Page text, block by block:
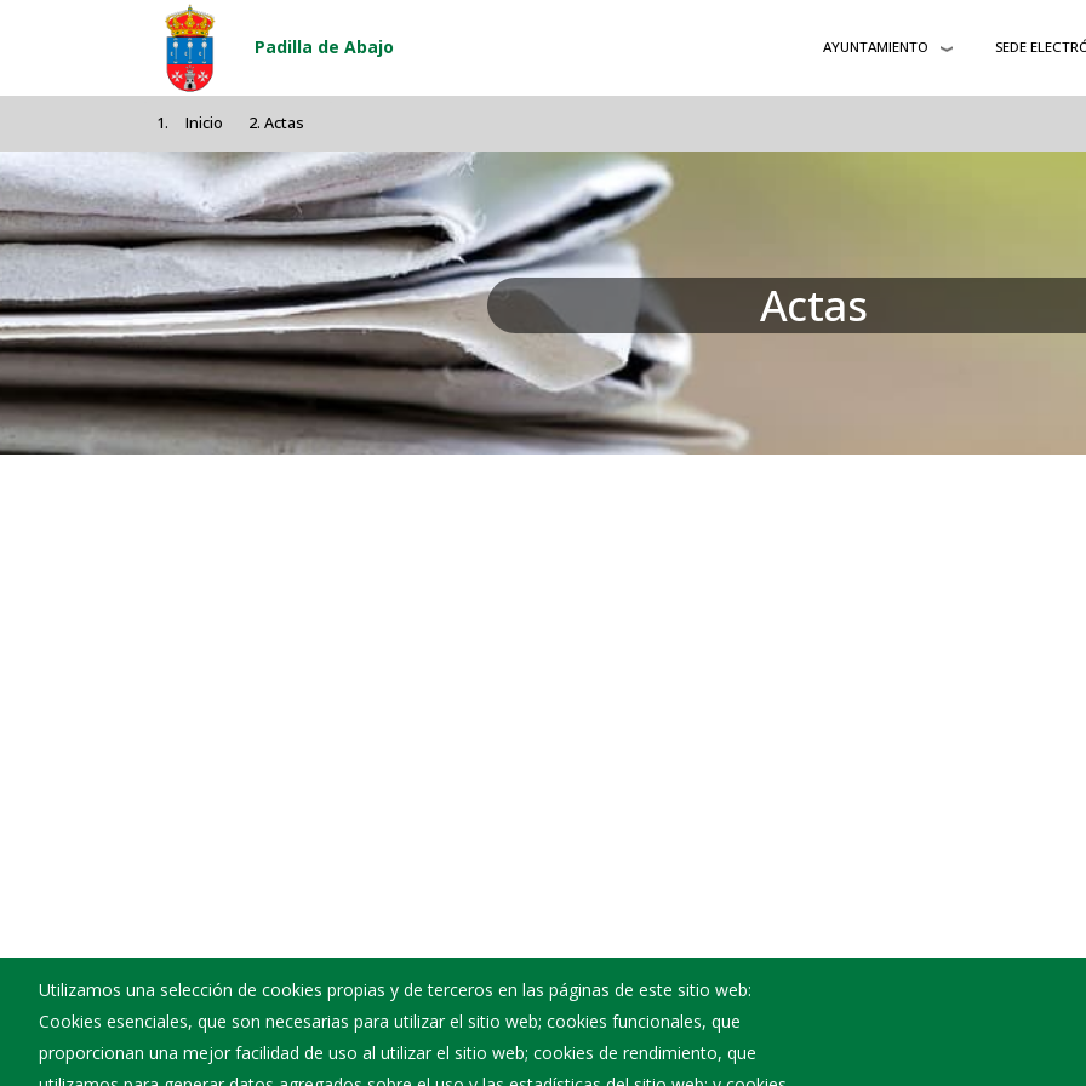
Pasar al contenido principal
Padilla de Abajo AYUNTAMIENTO SEDE
Inicio Actas
Actas
Utilizamos una selección de cookies propias y de terceros en las páginas de este sitio web:
Cookies esenciales, que son necesarias para utilizar el sitio web; cookies funcionales, que
proporcionan una mejor facilidad de uso al utilizar el sitio web; cookies de rendimiento, que
Ayuntamiento de Padilla de Abajo
: Plaza Mayor, 1 - 09109